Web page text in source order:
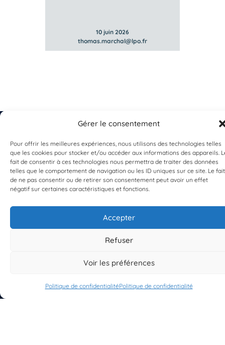
Gérer le consentement
Pour offrir les meilleures expériences, nous utilisons des technologies telles
que les cookies pour stocker et/ou accéder aux informations des appareils.
fait de consentir à ces technologies nous permettra de traiter des données
telles que le comportement de navigation ou les ID uniques sur ce site. Le fait
de ne pas consentir ou de retirer son consentement peut avoir un effet
négatif sur certaines caractéristiques et fonctions.
Accepter
Refuser
Voir les préférences
Politique de confidentialitéPolitique de confidentialité
10 juin 2026
thomas.marchal@lpo.fr
PLANÈTE MER